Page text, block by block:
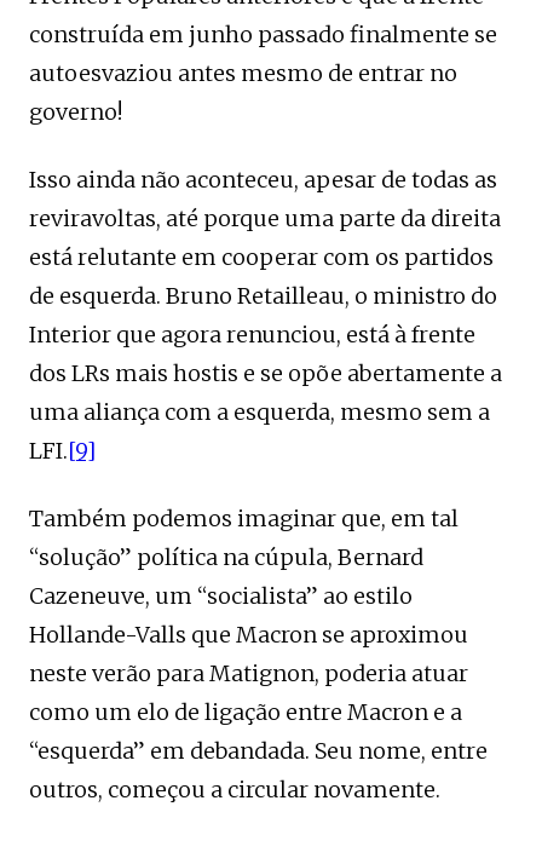
construída em junho passado finalmente se
autoesvaziou antes mesmo de entrar no
governo!
Isso ainda não aconteceu, apesar de todas as
reviravoltas, até porque uma parte da direita
está relutante em cooperar com os partidos
de esquerda. Bruno Retailleau, o ministro do
Interior que agora renunciou, está à frente
dos LRs mais hostis e se opõe abertamente a
uma aliança com a esquerda, mesmo sem a
LFI.[9]
Também podemos imaginar que, em tal
“solução” política na cúpula, Bernard
Cazeneuve, um “socialista” ao estilo
Hollande-Valls que Macron se aproximou
neste verão para Matignon, poderia atuar
como um elo de ligação entre Macron e a
“esquerda” em debandada. Seu nome, entre
outros, começou a circular novamente.